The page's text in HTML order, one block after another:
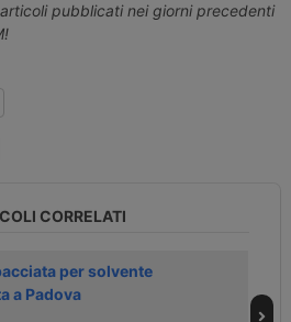
pubblicati nei giorni precedenti
CORRELATI
per solvente
a Padova